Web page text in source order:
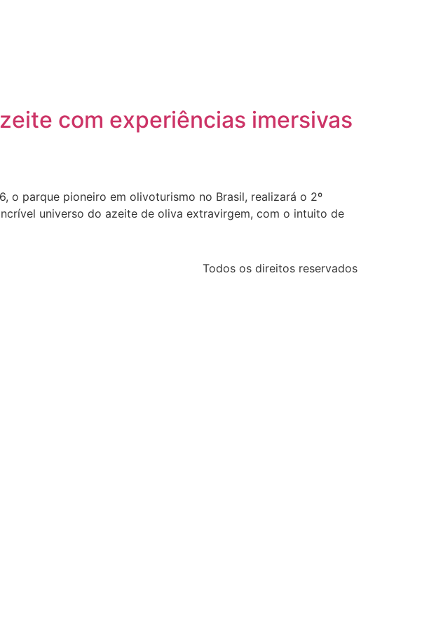
com experiências imersivas
o parque pioneiro em olivoturismo no Brasil, realizará o 2º
universo do azeite de oliva extravirgem, com o intuito de
Todos os direitos reservados